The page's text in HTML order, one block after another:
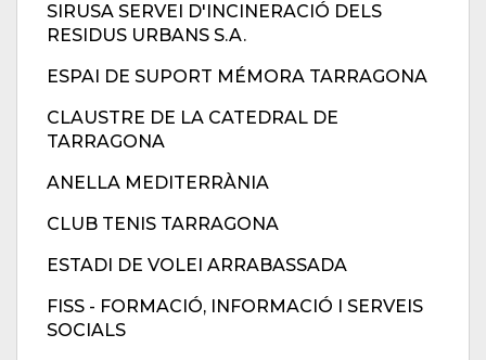
SIRUSA SERVEI D'INCINERACIÓ DELS
RESIDUS URBANS S.A.
ESPAI DE SUPORT MÉMORA TARRAGONA
CLAUSTRE DE LA CATEDRAL DE
TARRAGONA
ANELLA MEDITERRÀNIA
CLUB TENIS TARRAGONA
ESTADI DE VOLEI ARRABASSADA
FISS - FORMACIÓ, INFORMACIÓ I SERVEIS
SOCIALS